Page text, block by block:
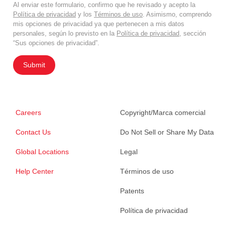
Al enviar este formulario, confirmo que he revisado y acepto la
Política de privacidad y los Términos de uso . Asimismo, comprendo
mis opciones de privacidad ya que pertenecen a mis datos
personales, según lo previsto en la Política de privacidad , sección
“Sus opciones de privacidad”.
Submit
Careers
Contact Us
Global Locations
Help Center
Copyright/Marca comercial
Do Not Sell or Share My Data
Legal
Términos de uso
Patents
Política de privacidad